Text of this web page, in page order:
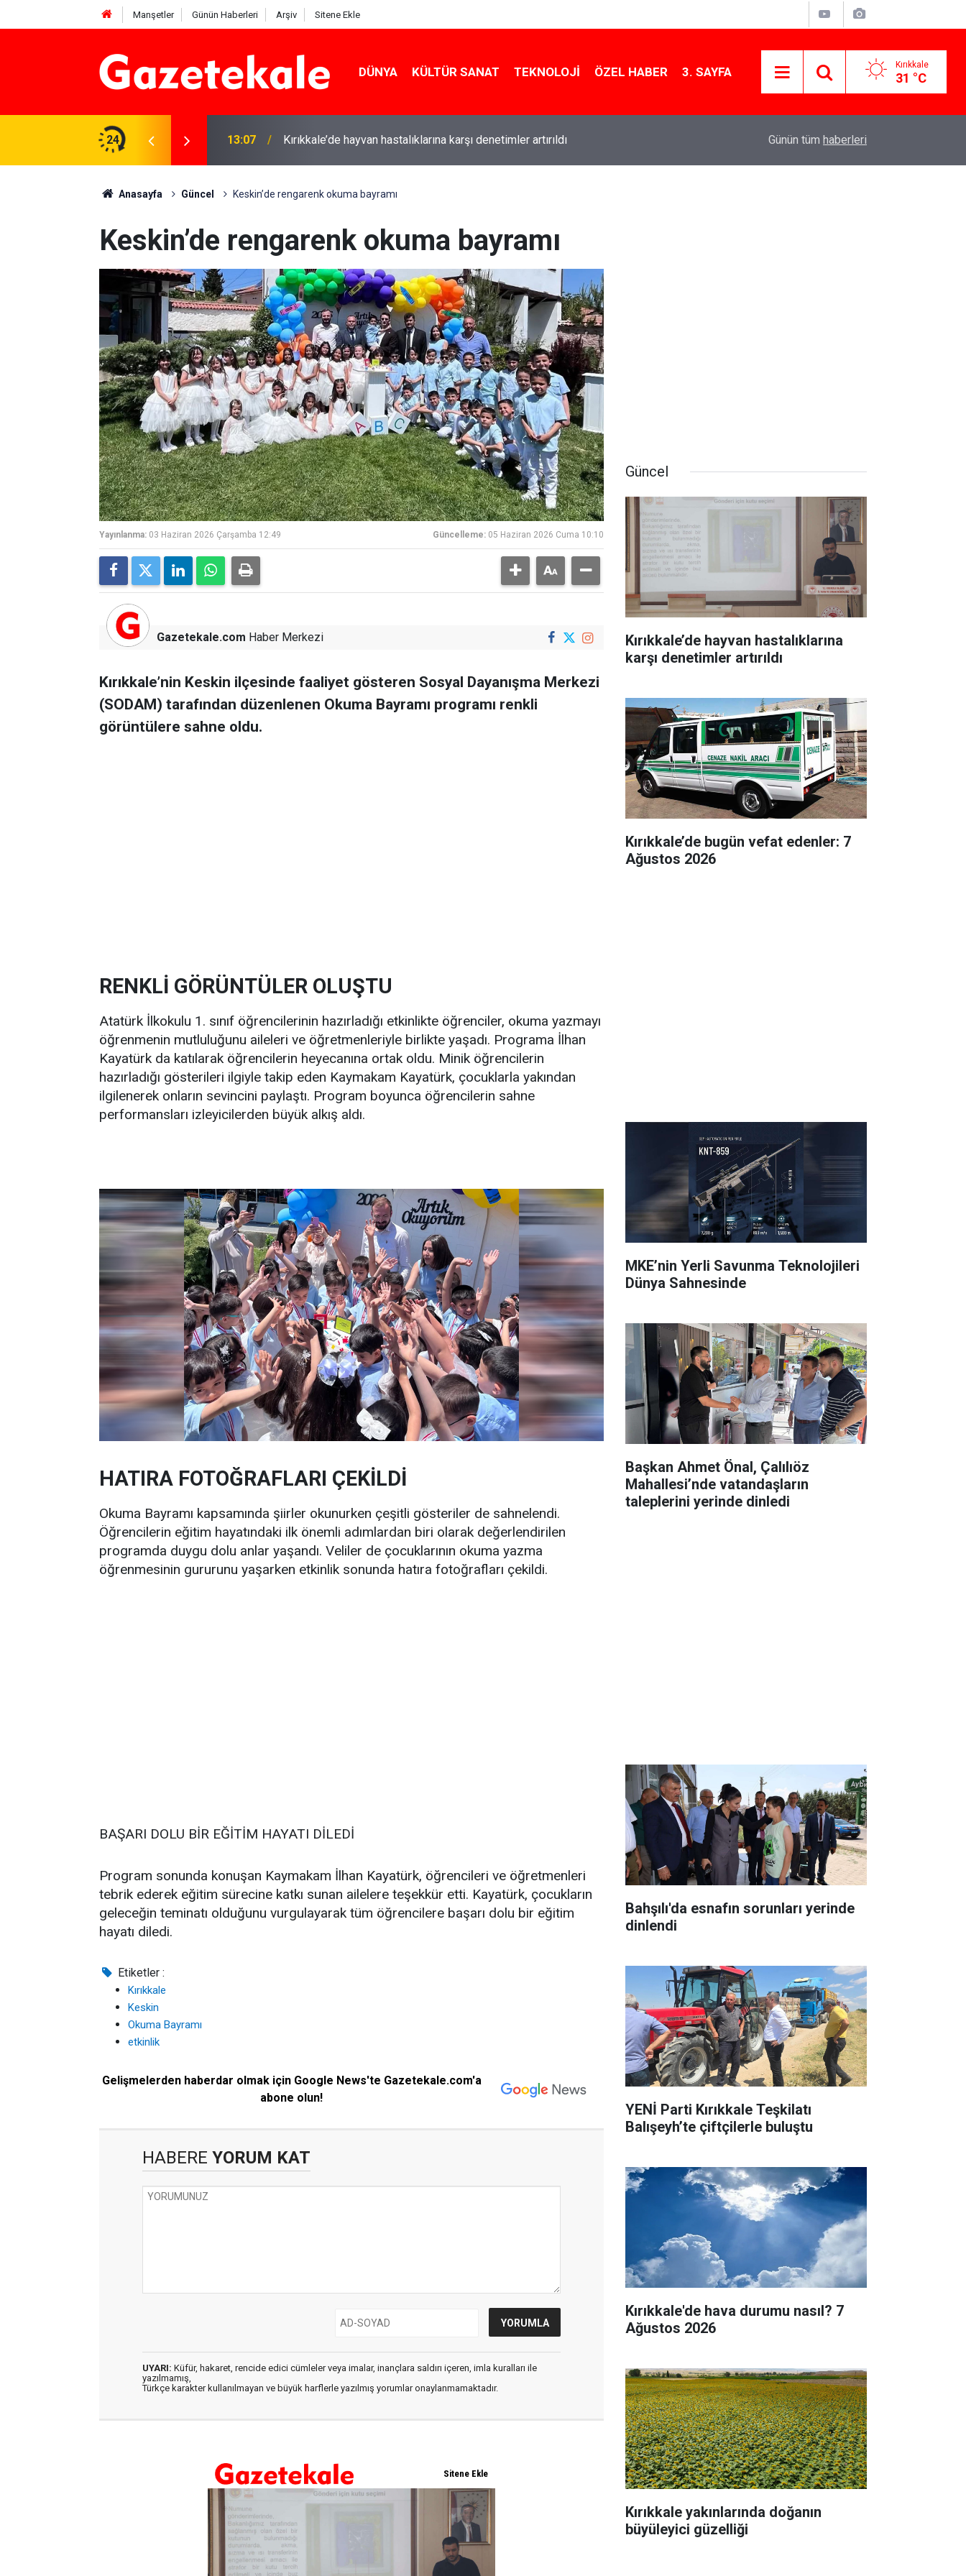
Manşetler Günün Haberleri Arşiv Sitene Ekle
DÜNYA KÜLTÜR SANAT TEKNOLOJI ÖZEL HABER 3. SAYFA Kırıkkale
31 °C
24
yasasına sert eleştiri 13:07 Kırıkkale’de hayvan hastalıklarına karşı denetimler artırıldı Kırıkkale’de bugün vefat edenler: 7 Ağustos
Günün tüm haberleri
Anasayfa Güncel Keskin’de rengarenk okuma bayramı
Keskin’de rengarenk okuma bayramı
Yayınlanma: 03 Haziran 2026 Çarşamba 12:49 Güncelleme: 05 Haziran 2026 Cuma 10:10
Gazetekale.com Haber Merkezi
Kırıkkale’nin Keskin ilçesinde faaliyet gösteren Sosyal Dayanışma Merkezi
(SODAM) tarafından düzenlenen Okuma Bayramı programı renkli
görüntülere sahne oldu.
RENKLİ GÖRÜNTÜLER OLUŞTU
Atatürk İlkokulu 1. sınıf öğrencilerinin hazırladığı etkinlikte öğrenciler, okuma yazmayı
öğrenmenin mutluluğunu aileleri ve öğretmenleriyle birlikte yaşadı. Programa İlhan
Kayatürk da katılarak öğrencilerin heyecanına ortak oldu. Minik öğrencilerin
hazırladığı gösterileri ilgiyle takip eden Kaymakam Kayatürk, çocuklarla yakından
ilgilenerek onların sevincini paylaştı. Program boyunca öğrencilerin sahne
performansları izleyicilerden büyük alkış aldı.
HATIRA FOTOĞRAFLARI ÇEKİLDİ
Okuma Bayramı kapsamında şiirler okunurken çeşitli gösteriler de sahnelendi.
Öğrencilerin eğitim hayatındaki ilk önemli adımlardan biri olarak değerlendirilen
programda duygu dolu anlar yaşandı. Veliler de çocuklarının okuma yazma
öğrenmesinin gururunu yaşarken etkinlik sonunda hatıra fotoğrafları çekildi.
BAŞARI DOLU BİR EĞİTİM HAYATI DİLEDİ
Program sonunda konuşan Kaymakam İlhan Kayatürk, öğrencileri ve öğretmenleri
tebrik ederek eğitim sürecine katkı sunan ailelere teşekkür etti. Kayatürk, çocukların
geleceğin teminatı olduğunu vurgulayarak tüm öğrencilere başarı dolu bir eğitim
hayatı diledi.
Etiketler :
Kırıkkale
Keskin
Okuma Bayramı
etkinlik
Gelişmelerden haberdar olmak için Google News'te Gazetekale.com'a
abone olun!
HABERE YORUM KAT
UYARI: Küfür, hakaret, rencide edici cümleler veya imalar, inançlara saldırı içeren, imla kuralları ile
yazılmamış,
Türkçe karakter kullanılmayan ve büyük harflerle yazılmış yorumlar onaylanmamaktadır.
Güncel
Kırıkkale’de hayvan hastalıklarına
karşı denetimler artırıldı
Kırıkkale’de bugün vefat edenler: 7
Ağustos 2026
MKE’nin Yerli Savunma Teknolojileri
Dünya Sahnesinde
Başkan Ahmet Önal, Çalılıöz
Mahallesi’nde vatandaşların
taleplerini yerinde dinledi
Bahşılı'da esnafın sorunları yerinde
dinlendi
YENİ Parti Kırıkkale Teşkilatı
Balışeyh’te çiftçilerle buluştu
Kırıkkale'de hava durumu nasıl? 7
Ağustos 2026
Kırıkkale yakınlarında doğanın
büyüleyici güzelliği